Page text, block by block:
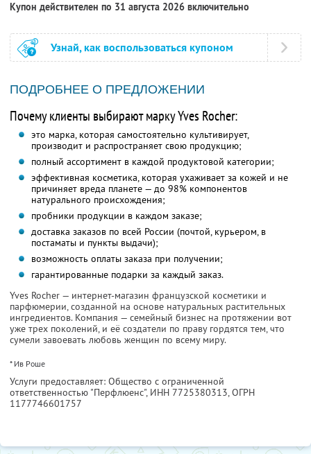
Купон действителен по 31 августа 2026 включительно
Узнай, как воспользоваться купоном
ПОДРОБНЕЕ О ПРЕДЛОЖЕНИИ
Почему клиенты выбирают марку Yves Rocher:
это марка, которая самостоятельно культивирует,
производит и распространяет свою продукцию;
полный ассортимент в каждой продуктовой категории;
эффективная косметика, которая ухаживает за кожей и не
причиняет вреда планете — до 98% компонентов
натурального происхождения;
пробники продукции в каждом заказе;
доставка заказов по всей России (почтой, курьером, в
постаматы и пункты выдачи);
возможность оплаты заказа при получении;
гарантированные подарки за каждый заказ.
Yves Rocher — интернет-магазин французской косметики и
парфюмерии, созданной на основе натуральных растительных
ингредиентов. Компания — семейный бизнес на протяжении вот
уже трех поколений, и её создатели по праву гордятся тем, что
сумели завоевать любовь женщин по всему миру.
* Ив Роше
Услуги предоставляет: Общество с ограниченной
ответственностью "Перфлюенс", ИНН 7725380313, ОГРН
1177746601757